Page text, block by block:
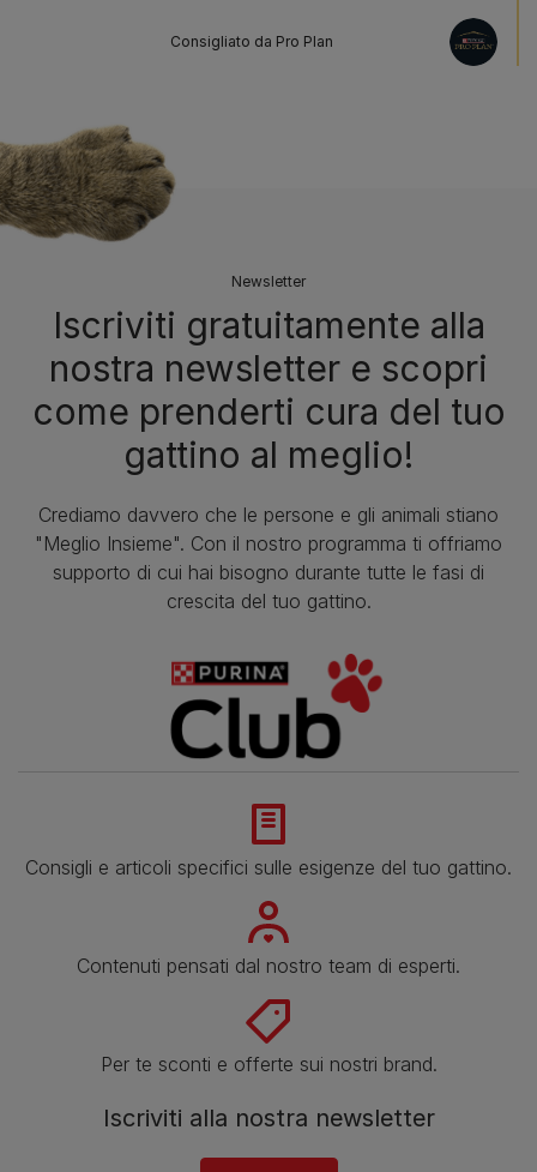
Consigliato da Pro Plan
Newsletter
Iscriviti gratuitamente alla
nostra newsletter e scopri
come prenderti cura del tuo
gattino al meglio!
Crediamo davvero che le persone e gli animali stiano
"Meglio Insieme". Con il nostro programma ti offriamo
supporto di cui hai bisogno durante tutte le fasi di
crescita del tuo gattino.
Consigli e articoli specifici sulle esigenze del tuo gattino.
Contenuti pensati dal nostro team di esperti.
Per te sconti e offerte sui nostri brand.
Iscriviti alla nostra newsletter